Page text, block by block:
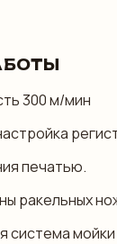
300 м/мин
печатью.
ракельных
система